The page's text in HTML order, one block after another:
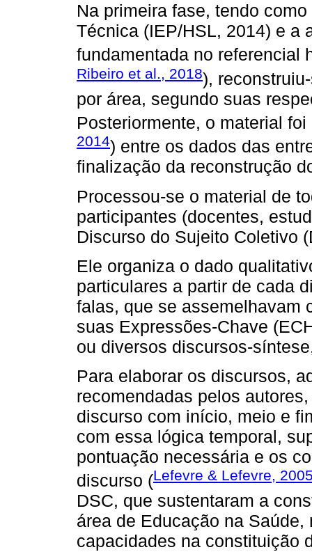
Na primeira fase, tendo
Técnica (IEP/HSL, 2014) e a
fundamentada no referencial
Ribeiro et al., 2018),
por área, segundo suas
Posteriormente, o material
2014) entre os dados das
finalização da reconstrução
Processou-se o material de
participantes (docentes,
Discurso do Sujeito Coletivo
Ele organiza o dado
particulares a partir de cada
falas, que se assemelhavam
suas Expressões-Chave
ou diversos discursos-
Para elaborar os discursos,
recomendadas pelos
discurso com início, meio e
com essa lógica temporal,
pontuação necessária e os
discurso (Lefevre & Lefevre,
DSC, que sustentaram a
área de Educação na
capacidades na constituição